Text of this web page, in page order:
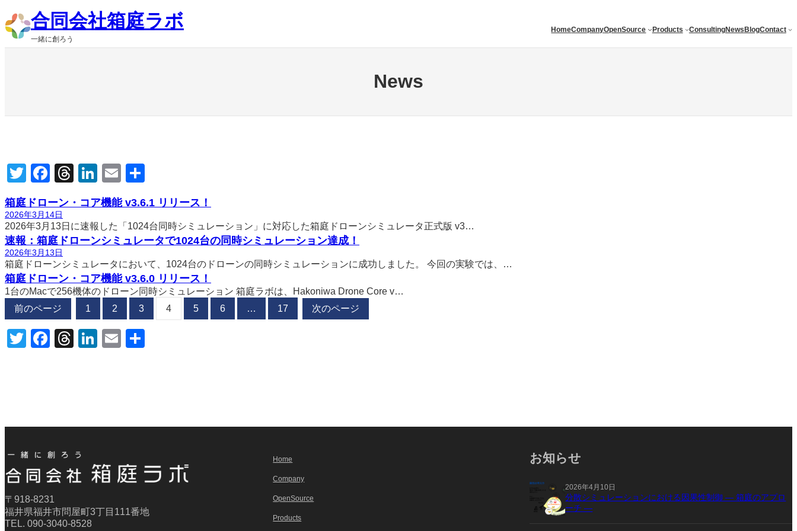
容
を
ス
合同会社箱庭ラボ
一緒に創ろう
HomeCompanyOpenSource Products ConsultingNews BlogContact
News
TwitterFacebook
Threads
LinkedIn
Email
箱庭ドローン・コア機能 v3.6.1 リリース！
2026年3月14日
2026年3月13日に速報した「1024台同時シミュレーション」に対応した箱庭ドローンシミュレータ正式版 v3…
速報：箱庭ドローンシミュレータで1024台の同時シミュレーション達成！
2026年3月13日
箱庭ドローンシミュレータにおいて、1024台のドローンの同時シミュレーションに成功しました。 今回の実験では、…
箱庭ドローン・コア機能 v3.6.0 リリース！
1台のMacで256機体のドローン同時シミュレーション 箱庭ラボは、Hakoniwa Drone Core v…
前のページ
1 2 3 4 5 6 … 17 次のページ
TwitterFacebook
Threads
LinkedIn
Email
〒918-8231
福井県福井市問屋町3丁目111番地
TEL. 090-3040-8528
Home
Company
OpenSource
Products
お知らせ
2026年4月10日
分散シミュレーションにおける因果性制御 ― 箱庭のアプロ
ーチ ―